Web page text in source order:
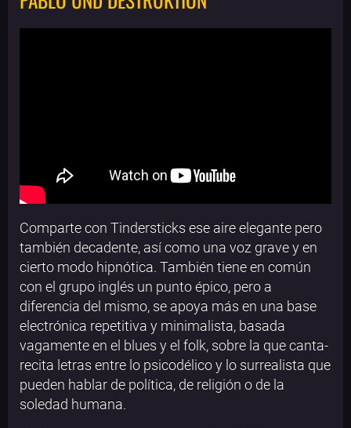
Comparte con Tindersticks ese aire elegante pero
también decadente, así como una voz grave y en
cierto modo hipnótica. También tiene en común
con el grupo inglés un punto épico, pero a
diferencia del mismo, se apoya más en una base
electrónica repetitiva y minimalista, basada
vagamente en el blues y el folk, sobre la que canta-
recita letras entre lo psicodélico y lo surrealista que
pueden hablar de política, de religión o de la
soledad humana.